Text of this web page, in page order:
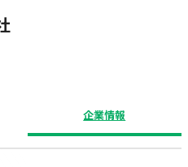
企業情報